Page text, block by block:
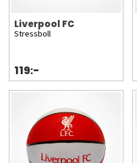
Liverpool FC
Stressboll
119:-